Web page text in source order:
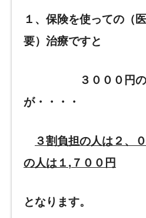
１、 保険を使っての（
要）治療ですと
３０００円の通
が・・・・
３割負担の人は２、
の人は１ , ７０ ０円
となります。